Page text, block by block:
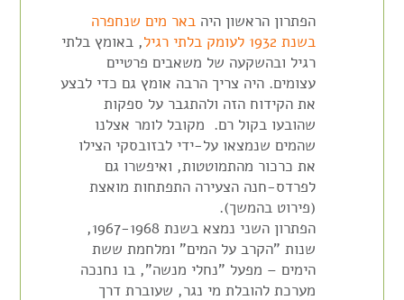
הפתרון הראשוןהיהבאר מים שנחפרה
בשנת 1932 לעומק בלתי רגיל
, באומץ בלתי
רגיל ובהשקעה של משאבים פרטיים
עצומים. היה צריך הרבה אומץ גם כדי לבצע
אתהקידוחהזה ולהתגבר על ספקות
שהובעו בקול רם. מקובל לומר אצלנו
שהמים שנמצאו על-ידילבזובסקיהצילו
את כרכור מהתמוטטות, ואיפשרו גם
לפרדס-חנה הצעירה התפתחות מואצת
(פירוט בהמשך).
הפתרון השני נמצאבשנת 196 7-1968
,
שנות "הקרב על המים" ומלחמת ששת
הימים – מפעל "נחלי מנשה",בו נחנכה
מערכת להובלת מי נגר, שעוברת דרך